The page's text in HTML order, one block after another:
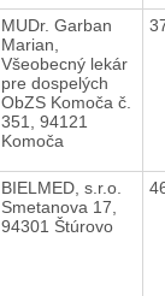
MUDr. Garban
Marian,
Všeobecný lekár
pre dospelých
ObZS Komoča č.
351, 94121
Komoča
BIELMED, s.r.o.
Smetanova 17,
94301 Štúrovo